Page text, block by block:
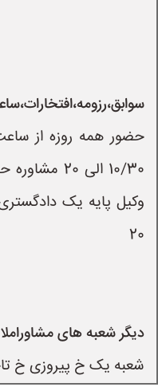
10/30 الی
20
دیگر شعبه های
شعبه یک خ پیروزی خ